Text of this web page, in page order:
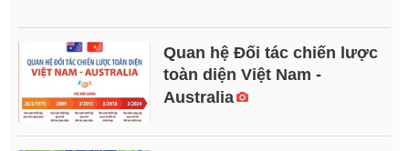
Quan hệ Đối tác chiến lược
toàn diện Việt Nam -
Australia